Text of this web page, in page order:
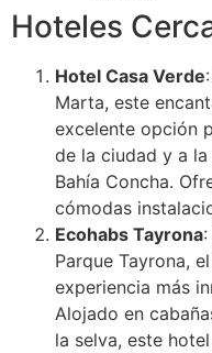
Hoteles
Hotel Casa Verde
Marta, este
excelente opción
de la ciudad y a
Bahía Concha.
cómodas
Ecohabs Tayrona
Parque Tayrona, el
experiencia más
Alojado en
la selva, este